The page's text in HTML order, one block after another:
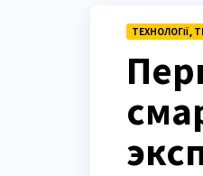
ТЕХНОЛОГІЇ,